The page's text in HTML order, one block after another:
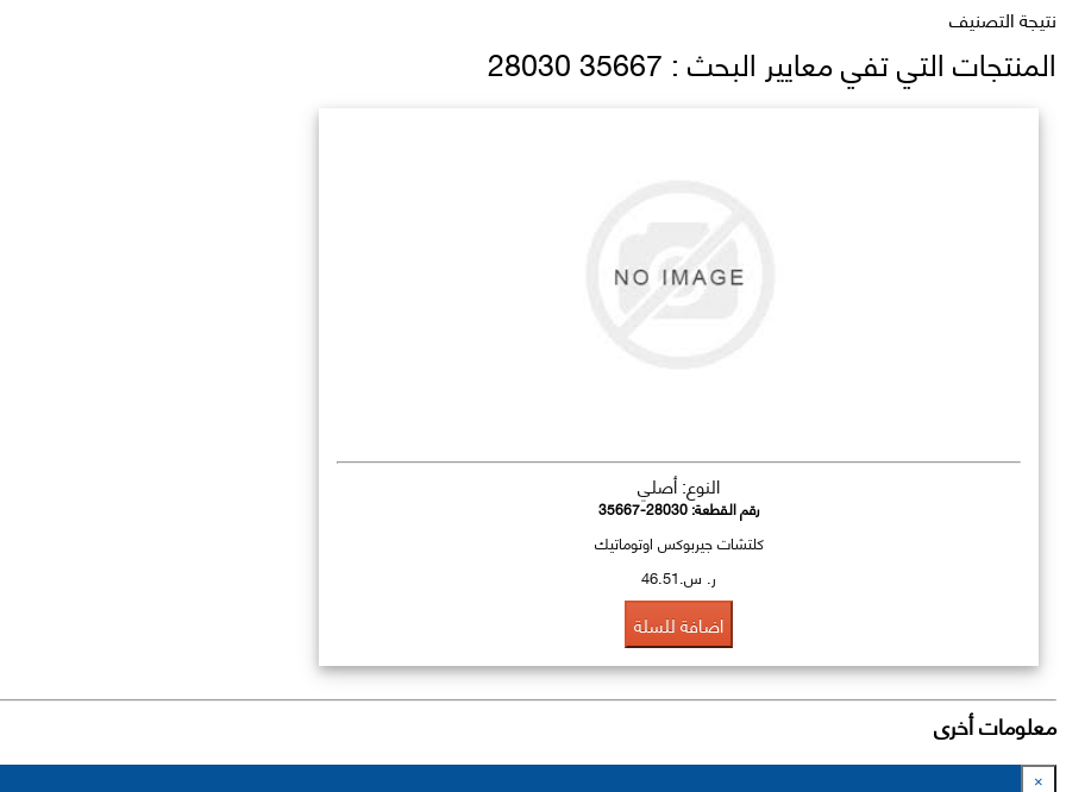
نتيجة التصنيف
المنتجات التي تفي معايير البحث : 35667 28030
النوع: أصلي
رقم القطعة:35667-28030
كلتشات جيربوكس اوتوماتيك
ر. س.46.51
اضافة للسلة
معلومات أخرى
×